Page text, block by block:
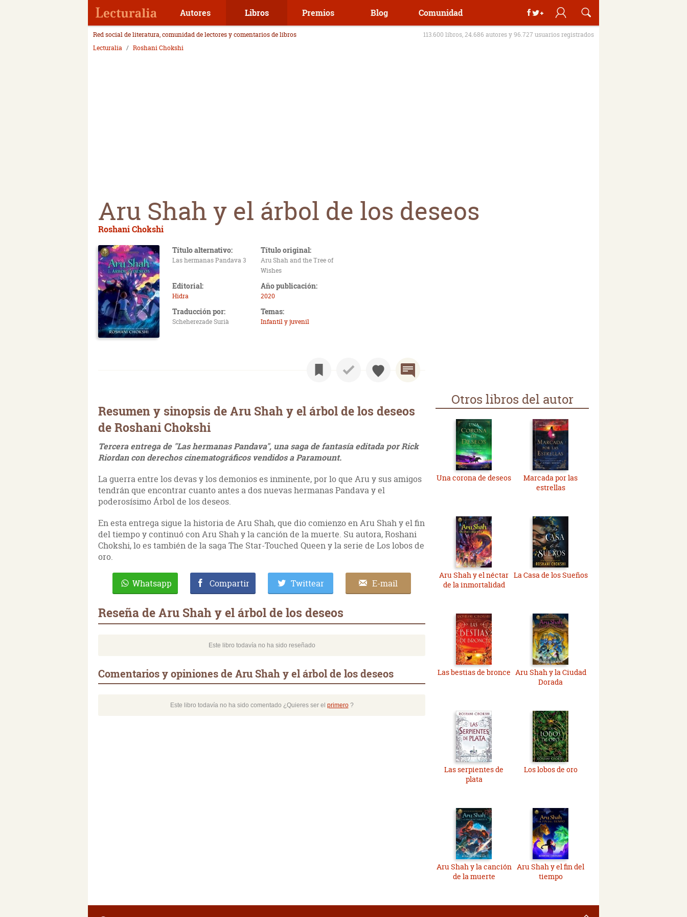
Autores Libros Premios Blog Comunidad
Red social de literatura, comunidad de lectores y comentarios de libros
113.600 libros, 24.686 autores y 96.727 usuarios registrados
Lecturalia
Roshani Chokshi
Aru Shah y el árbol de los deseos
Roshani Chokshi
Título alternativo:
Las hermanas Pandava 3
Título original:
Aru Shah and the Tree of
Wishes
Editorial:
Hidra
Año publicación:
2020
Traducción por:
Scheherezade Surià
Temas:
Infantil y juvenil
Resumen y sinopsis de Aru Shah y el árbol de los deseos
de Roshani Chokshi
Tercera entrega de "Las hermanas Pandava", una saga de fantasía editada por Rick
Riordan con derechos cinematográficos vendidos a Paramount.
La guerra entre los devas y los demonios es inminente, por lo que Aru y sus amigos
tendrán que encontrar cuanto antes a dos nuevas hermanas Pandava y el
poderosísimo Árbol de los deseos.
En esta entrega sigue la historia de Aru Shah, que dio comienzo en Aru Shah y el fin
del tiempo y continuó con Aru Shah y la canción de la muerte. Su autora, Roshani
Chokshi, lo es también de la saga The Star-Touched Queen y la serie de Los lobos de
oro.
Whatsapp Compartir Twittear E-mail
Reseña de Aru Shah y el árbol de los deseos
Este libro todavía no ha sido reseñado
Comentarios y opiniones de Aru Shah y el árbol de los deseos
Este libro todavía no ha sido comentado ¿Quieres ser el primero?
Otros libros del autor
Una corona de deseos
Marcada por las
estrellas
Aru Shah y el néctar
de la inmortalidad
La Casa de los Sueños
Las bestias de bronce Aru Shah y la Ciudad
Dorada
Las serpientes de
plata
Los lobos de oro
Aru Shah y la canción
de la muerte
Aru Shah y el fin del
tiempo